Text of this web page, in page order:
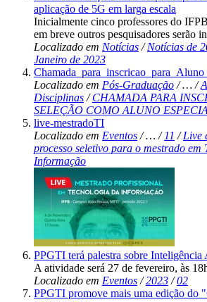
aplicação de 5G em larga escala
Inicialmente cinco professores do
em breve outros pesquisadores serão
Localizado em Notícias /Notícias de
Janeiro de 2023
Localizado em Pós-Graduação /…/
Disciplinas /CHAMADA PARA
SELEÇÃO COMO ALUNO
live-mestradoTI
Localizado em Eventos /…/11 /Live
processo seletivo para o mestrado em
Informação
PPGTI terá palestra sobre
A atividade será 27 de fevereiro, às
Localizado em Eventos /2023 /02
PPGTI promove mais uma edição do